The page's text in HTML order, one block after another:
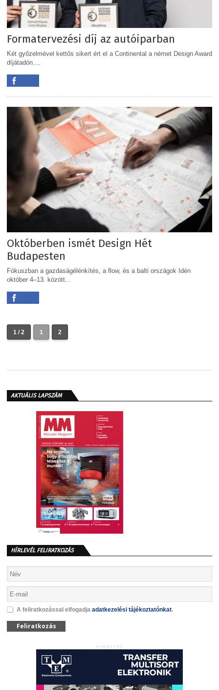
Formatervezési díj az autóiparban
Két győzelmével kettős sikert ért el a Continental a német Design Award
díjátadón....
Októberben ismét Design Hét
Budapesten
Fókuszban a gazdaságélénkítés, a flow, és a balti országok Idén
október 4–13. között...
1 / 2 1 2
AKTUÁLIS LAPSZÁM
HÍRLEVÉL FELIRATKOZÁS
A feliratkozással elfogadja adatkezelési tájékoztatónkat.
Feliratkozás
HIRDETÉS